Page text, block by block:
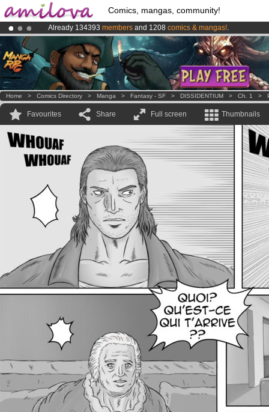
Comics, mangas, community!
Already 134393 members and 1208 comics & mangas!.
AmilovaKickstarter is now LIVE!.
Premium membership from3.95 euros per month !Get membership
Home > Comics Directory > Manga > Fantasy - SF > DISSIDENTIUM > Ch. 1 >
Favourites Share Full screen Thumbnails